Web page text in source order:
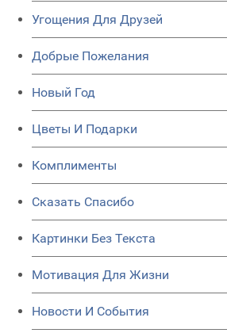
Угощения Для Друзей
Добрые Пожелания
Новый Год
Цветы И Подарки
Комплименты
Сказать Спасибо
Картинки Без Текста
Мотивация Для Жизни
Новости И События